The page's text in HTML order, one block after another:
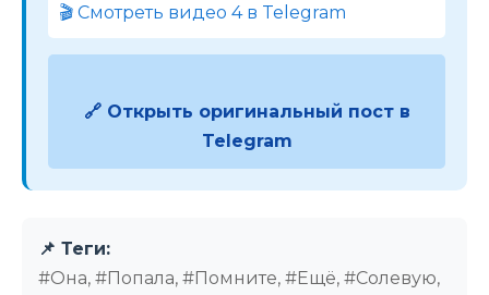
🎬 Смотреть видео 4 в Telegram
🔗 Открыть оригинальный пост в
Telegram
📌 Теги:
#Она, #Попала, #Помните, #Ещё, #Солевую,